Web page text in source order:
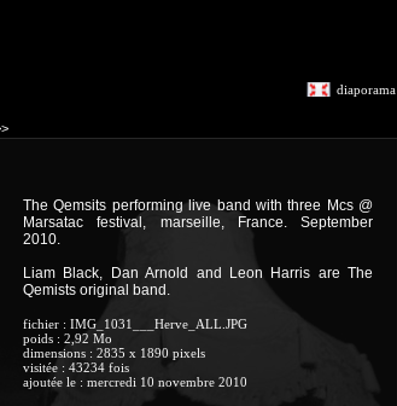
diaporama
The Qemsits performing live band with three Mcs @
Marsatac festival, marseille, France. September
2010.
Liam Black, Dan Arnold and Leon Harris are The
Qemists original band.
fichier : IMG_1031___Herve_ALL.JPG
poids : 2,92 Mo
dimensions : 2835 x 1890 pixels
visitée : 43234 fois
ajoutée le : mercredi 10 novembre 2010